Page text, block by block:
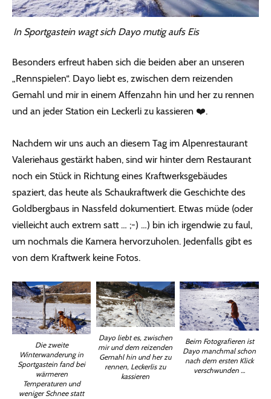
In Sportgastein wagt sich Dayo mutig aufs Eis
Besonders erfreut haben sich die beiden aber an unseren
„Rennspielen“. Dayo liebt es, zwischen dem reizenden
Gemahl und mir in einem Affenzahn hin und her zu rennen
und an jeder Station ein Leckerli zu kassieren ❤️.
Nachdem wir uns auch an diesem Tag im Alpenrestaurant
Valeriehaus gestärkt haben, sind wir hinter dem Restaurant
noch ein Stück in Richtung eines Kraftwerksgebäudes
spaziert, das heute als Schaukraftwerk die Geschichte des
Goldbergbaus in Nassfeld dokumentiert. Etwas müde (oder
vielleicht auch extrem satt … ;-) …) bin ich irgendwie zu faul,
um nochmals die Kamera hervorzuholen. Jedenfalls gibt es
von dem Kraftwerk keine Fotos.
Die zweite
Winterwanderung in
Sportgastein fand bei
wärmeren
Temperaturen und
weniger Schnee statt
Dayo liebt es, zwischen
mir und dem reizenden
Gemahl hin und her zu
rennen, Leckerlis zu
kassieren
Beim Fotografieren ist
Dayo manchmal schon
nach dem ersten Klick
verschwunden …